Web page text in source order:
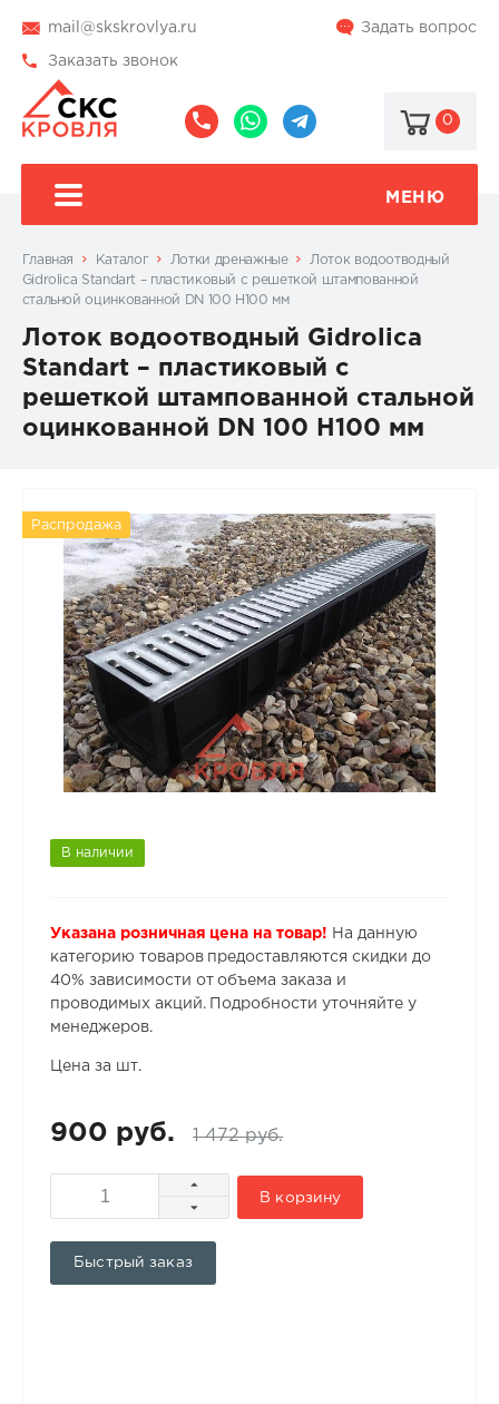
mail@skskrovlya.ru Задать вопрос
Заказать звонок
0
МЕНЮ
Главная Каталог Лотки дренажные
Лоток водоотводный
Gidrolica Standart – пластиковый с решеткой штампованной
стальной оцинкованной DN 100 H100 мм
Лоток водоотводный Gidrolica
Standart – пластиковый с
решеткой штампованной стальной
оцинкованной DN 100 H100 мм
Распродажа
В наличии
Указана розничная цена на товар! На данную
категорию товаров предоставляются скидки до
40% зависимости от объема заказа и
проводимых акций. Подробности уточняйте у
менеджеров.
Цена за шт.
900 руб. 1 472 руб.
В корзину
Быстрый заказ